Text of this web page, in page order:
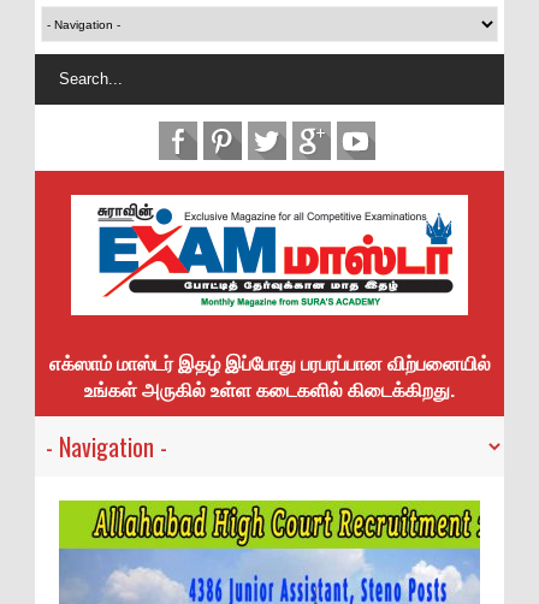
எக்ஸாம் மாஸ்டர் இதழ் இப்போது பரபரப்பான விற்பனையில்
உங்கள் அருகில் உள்ள கடைகளில் கிடைக்கிறது.